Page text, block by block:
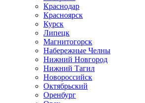
Краснодар
Красноярск
Курск
Липецк
Магнитогорск
Набережные Челны
Нижний Новгород
Нижний Тагил
Новороссийск
Октябрьский
Оренбург